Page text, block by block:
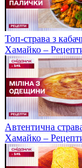
Топ-страва з
Хамайко –
Автентична
Хамайко –